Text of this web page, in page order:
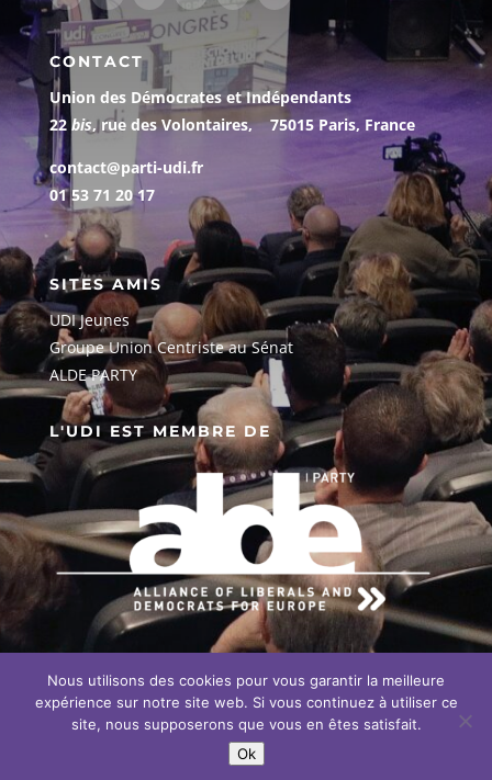
CONTACT
Union des Démocrates et Indépendants
22 bis, rue des Volontaires, 75015 Paris, France
contact@parti-udi.fr
01 53 71 20 17
SITES AMIS
UDI Jeunes
Groupe Union Centriste au Sénat
ALDE PARTY
L'UDI EST MEMBRE DE
EN SAVOIR PLUS SUR NOTRE
ENGAGEMENT EUROPÉEN
Nous utilisons des cookies pour vous garantir la meilleure
expérience sur notre site web. Si vous continuez à utiliser ce
site, nous supposerons que vous en êtes satisfait.
Ok